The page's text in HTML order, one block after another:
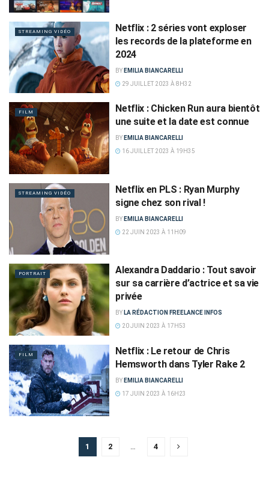
STREAMING VIDÉO
Netflix : 2 séries vont exploser
les records de la plateforme en
2024
BY EMILIA BIANCARELLI
29 JUILLET 2023 À 8H32
FILM
Netflix : Chicken Run aura bientôt
une suite et la date est connue
BY EMILIA BIANCARELLI
16 JUILLET 2023 À 19H35
STREAMING VIDÉO
Netflix en PLS : Ryan Murphy
signe chez son rival !
BY EMILIA BIANCARELLI
22 JUIN 2023 À 11H09
PORTRAIT
Alexandra Daddario : Tout savoir
sur sa carrière d’actrice et sa vie
privée
BY LA RÉDACTION FREELANCE INFOS
20 JUIN 2023 À 17H53
FILM
Netflix : Le retour de Chris
Hemsworth dans Tyler Rake 2
BY EMILIA BIANCARELLI
17 JUIN 2023 À 16H23
1 2 … 4